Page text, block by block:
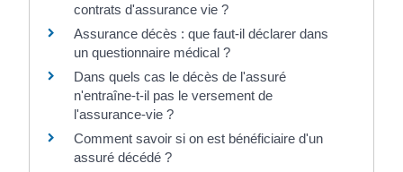
contrats d'assurance vie ?
Assurance décès : que faut-il déclarer dans
un questionnaire médical ?
Dans quels cas le décès de l'assuré
n'entraîne-t-il pas le versement de
l'assurance-vie ?
Comment savoir si on est bénéficiaire d'un
assuré décédé ?